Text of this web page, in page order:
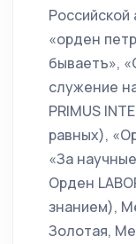
«орден
бываетъ»,
служение
PRIMUS
равных),
«За
Орден
знанием),
Золотая,